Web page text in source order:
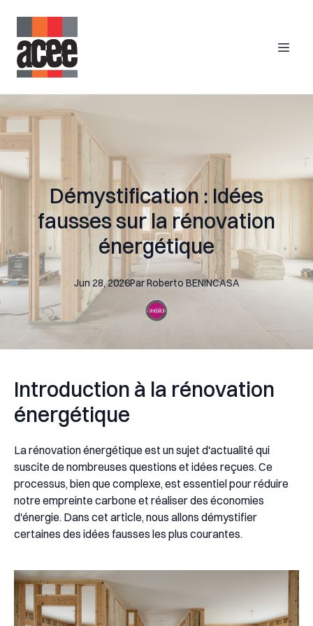
Démystification : Idées
fausses sur la rénovation
énergétique
Jun 28, 2026ParRoberto BENINCASA
Introduction à la rénovation
énergétique
La rénovation énergétique est un sujet d'actualité qui
suscite de nombreuses questions et idées reçues. Ce
processus, bien que complexe, est essentiel pour réduire
notre empreinte carbone et réaliser des économies
d'énergie. Dans cet article, nous allons démystifier
certaines des idées fausses les plus courantes.